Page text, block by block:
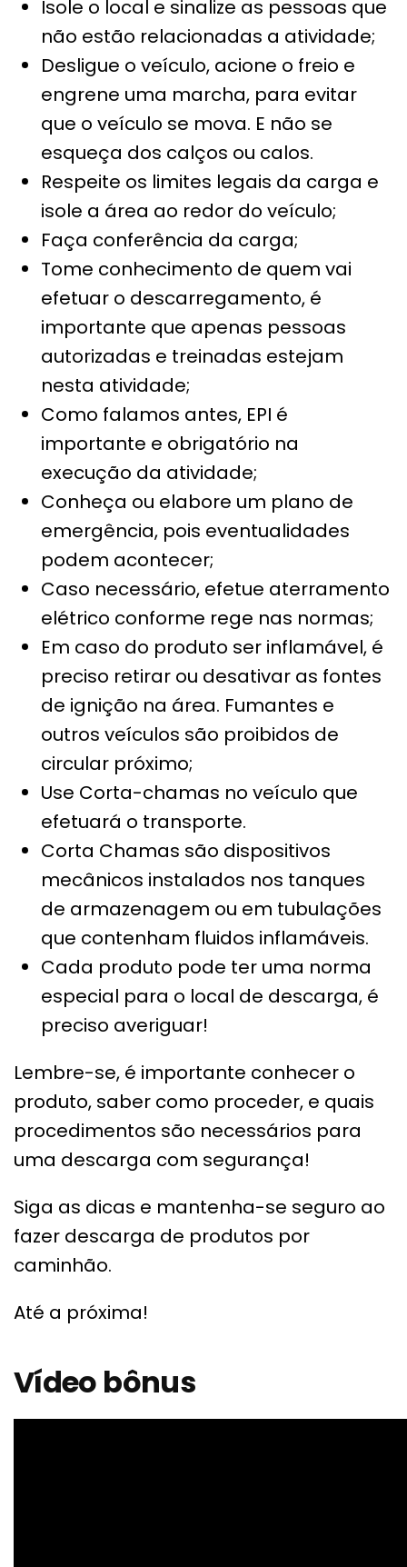
Isole o local e sinalize as pessoas que
não estão relacionadas a atividade;
Desligue o veículo, acione o freio e
engrene uma marcha, para evitar
que o veículo se mova. E não se
esqueça dos calços ou calos.
Respeite os limites legais da carga e
isole a área ao redor do veículo;
Faça conferência da carga;
Tome conhecimento de quem vai
efetuar o descarregamento, é
importante que apenas pessoas
autorizadas e treinadas estejam
nesta atividade;
Como falamos antes, EPI é
importante e obrigatório na
execução da atividade;
Conheça ou elabore um plano de
emergência, pois eventualidades
podem acontecer;
Caso necessário, efetue aterramento
elétrico conforme rege nas normas;
Em caso do produto ser inflamável, é
preciso retirar ou desativar as fontes
de ignição na área. Fumantes e
outros veículos são proibidos de
circular próximo;
Use Corta-chamas no veículo que
efetuará o transporte.
Corta Chamas são dispositivos
mecânicos instalados nos tanques
de armazenagem ou em tubulações
que contenham fluidos inflamáveis.
Cada produto pode ter uma norma
especial para o local de descarga, é
preciso averiguar!
Lembre-se, é importante conhecer o
produto, saber como proceder, e quais
procedimentos são necessários para
uma descarga com segurança!
Siga as dicas e mantenha-se seguro ao
fazer descarga de produtos por
caminhão.
Até a próxima!
Vídeo bônus